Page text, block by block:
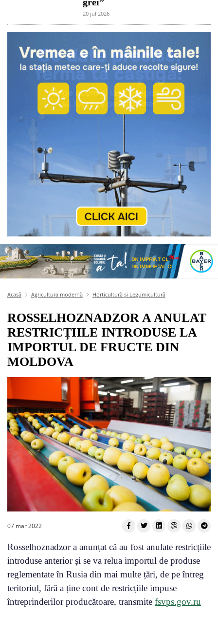
20 jul 2026
Acasă Agricultura modernă Horticultură și Legumicultură
ROSSELHOZNADZOR A ANULAT
RESTRICȚIILE INTRODUSE LA
IMPORTUL DE FRUCTE DIN
MOLDOVA
07 mar 2022
Rosselhoznadzor a anunțat că au fost anulate restricțiile
introduse anterior și se va relua importul de produse
reglementate în Rusia din mai multe țări, de pe întreg
teritoriul, fără a ține cont de restricțiile impuse
întreprinderilor producătoare, transmite fsvps.gov.ru